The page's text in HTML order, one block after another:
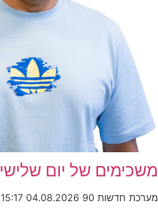
משכימים של יום שלישי
מערכת חדשות 90 04.08.2026
15:17